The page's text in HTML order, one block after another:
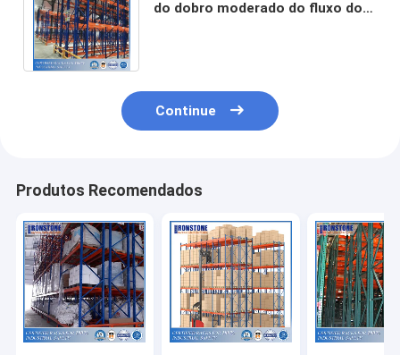
do dobro moderado do fluxo do
Continue
Produtos Recomendados